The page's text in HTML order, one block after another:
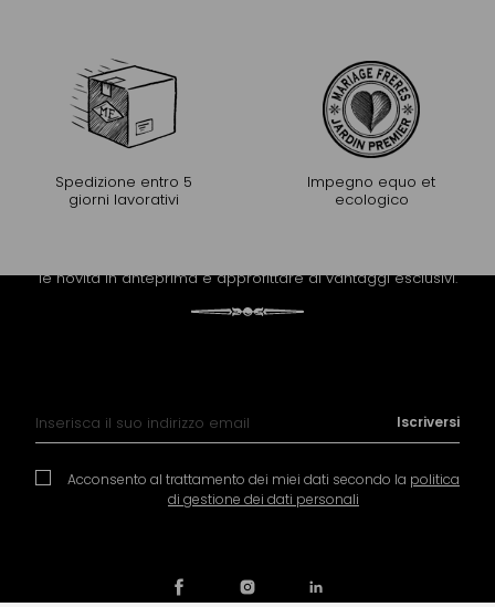
Spedizione entro 5
giorni lavorativi
Impegno equo et
ecologico
le novità in anteprima e approfittare di vantaggi esclusivi.
Acconsento al trattamento dei miei dati secondo la politica
di gestione dei dati personali
Iscriversi